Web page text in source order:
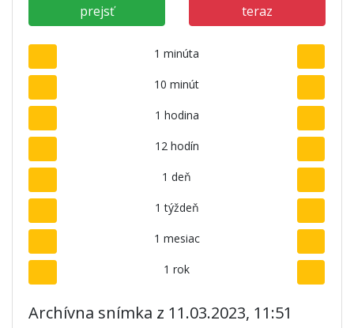
prejsť teraz
1 minúta
10 minút
1 hodina
12 hodín
1 deň
1 týždeň
1 mesiac
1 rok
Archívna snímka z 11.03.2023, 11:51